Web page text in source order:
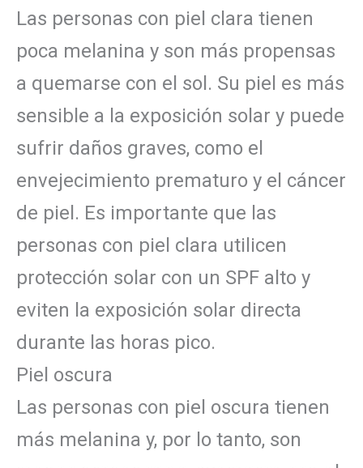
Las personas con piel clara tienen
poca melanina y son más propensas
a quemarse con el sol. Su piel es más
sensible a la exposición solar y puede
sufrir daños graves, como el
envejecimiento prematuro y el cáncer
de piel. Es importante que las
personas con piel clara utilicen
protección solar con un SPF alto y
eviten la exposición solar directa
durante las horas pico.
Piel oscura
Las personas con piel oscura tienen
más melanina y, por lo tanto, son